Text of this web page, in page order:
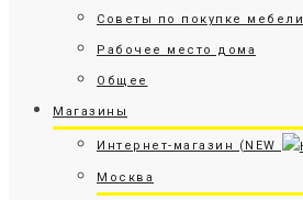
Советы по покупке мебели
Рабочее место дома
Общее
Магазины
Интернет-магазин (NEW
Москва